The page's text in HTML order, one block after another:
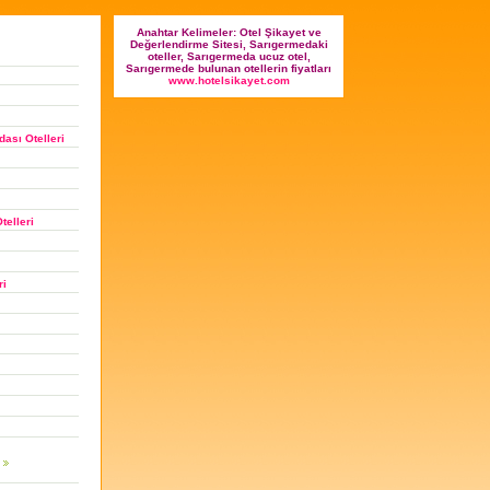
Otelleri
Anahtar Kelimeler: Otel Şikayet ve
Değerlendirme Sitesi, Sarıgermedaki
oteller, Sarıgermeda ucuz otel,
Sarıgermede bulunan otellerin fiyatları
www.hotelsikayet.com